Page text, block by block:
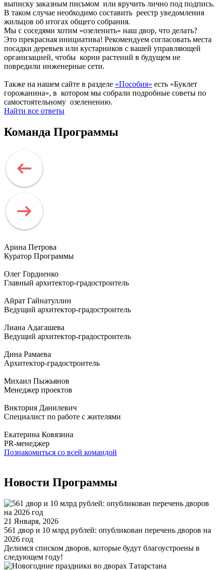
выписку заказным письмом или вручить лично под подпись.
В таком случае необходимо составить реестр уведомления
жильцов об итогах общего собрания.
Мы с соседями хотим «озеленить» наш двор, что делать?
Это прекрасная инициатива! Рекомендуем согласовать места
посадки деревьев или кустарников с вашей управляющей
организацией, чтобы корни растений в будущем не
повредили инженерные сети.
Также на нашем сайте в разделе «Пособия» есть «Буклет
горожанина», в котором мы собрали подробные советы по
самостоятельному озеленению.
Найти все ответы
Команда Программы
Арина Петрова
Куратор Программы
Олег Гордиенко
Главный архитектор-градостроитель
Айрат Гайнатуллин
Ведущий архитектор-градостроитель
Лиана Адагашева
Ведущий архитектор-градостроитель
Дина Рамаева
Архитектор-градостроитель
Михаил Пыжьянов
Менеджер проектов
Виктория Данилевич
Специалист по работе с жителями
Екатерина Ковязина
PR-менеджер
Познакомиться со всей командой
Новости Программы
21 Января, 2026
561 двор и 10 млрд рублей: опубликован перечень дворов на
2026 год
Делимся списком дворов, которые будут благоустроены в
следующем году!